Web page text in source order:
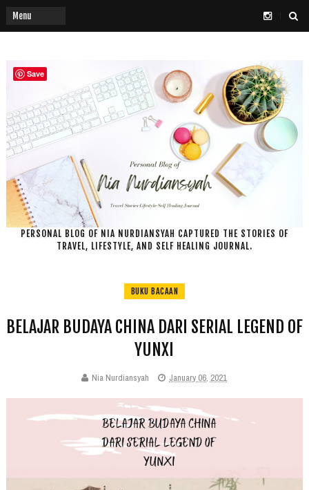
PERSONAL BLOG OF NIA NURDIANSYAH CAPTURED THE STORIES OF
TRAVEL, LIFESTYLE, AND SELF HEALING JOURNAL.
BUKU BACAAN
BELAJAR BUDAYA CHINA DARI SERIAL LEGEND OF
YUNXI
Nia Nurdiansyah January 06, 2021
Save